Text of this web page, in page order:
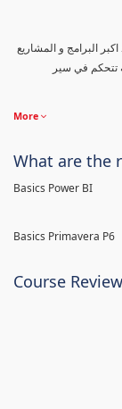
البرامج و المشاريع
تتحكم في سير
More
What are the
Basics Power BI
Basics Primavera P6
Course Review